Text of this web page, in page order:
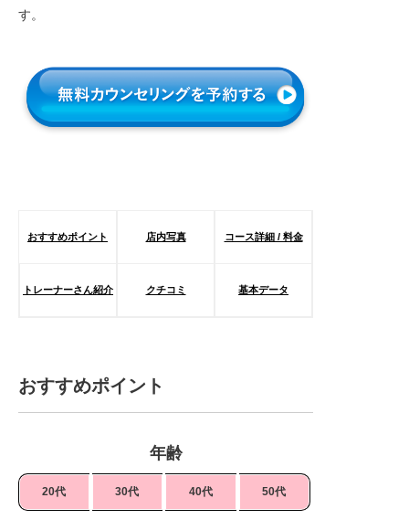
す。
おすすめポイント 店内写真 コース詳細 / 料金
トレーナーさん紹介 クチコミ 基本データ
おすすめポイント
年齢
20代 30代 40代 50代